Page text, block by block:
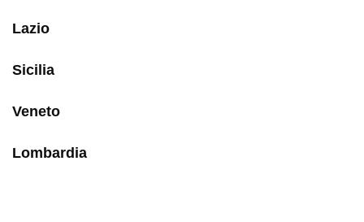
Lazio
Sicilia
Veneto
Lombardia